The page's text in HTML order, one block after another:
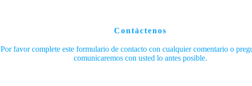
Contáctenos
Por favor complete este formulario de contacto con cualquier comentario o
comunicaremos con usted lo antes posible.